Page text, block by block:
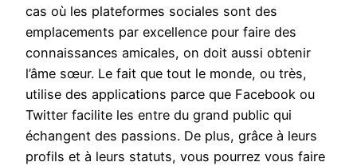
cas où les plateformes sociales sont des
emplacements par excellence pour faire des
connaissances amicales, on doit aussi obtenir
l’âme sœur. Le fait que tout le monde, ou très,
utilise des applications parce que Facebook ou
Twitter facilite les entre du grand public qui
échangent des passions. De plus, grâce à leurs
profils et à leurs statuts, vous pourrez vous faire